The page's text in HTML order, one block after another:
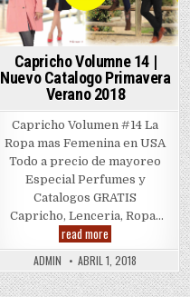
Capricho Volumne 14 |
Nuevo Catalogo Primavera
Verano 2018
Capricho Volumen #14 La
Ropa mas Femenina en USA
Todo a precio de mayoreo
Especial Perfumes y
Catalogos GRATIS
Capricho, Lenceria, Ropa…
read more
Volumne
14
|
Nuevo
Catalogo
ADMIN ABRIL 1, 2018